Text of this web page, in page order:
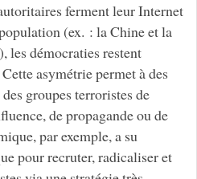
ferment leur Internet
(ex. : la Chine et la
les démocraties restent
asymétrie permet à des
groupes terroristes de
de propagande ou de
par exemple, a su
pour recruter, radicaliser et